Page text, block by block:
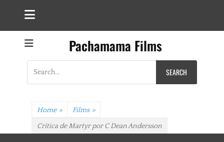
Pachamama Films
for:
Home » Films »
Crítica de Martyr por C Dean Andersson